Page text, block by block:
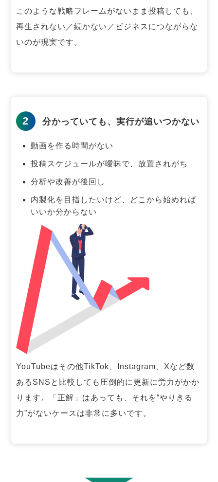
このような戦略フレームがないまま投稿しても、
再生されない／続かない／ビジネスにつながらな
いのが現実です。
2 分かっていても、実行が追いつかない
動画を作る時間がない
投稿スケジュールが曖昧で、放置されがち
分析や改善が後回し
内製化を目指したいけど、どこから始めれば
いいか分からない
YouTubeはその他TikTok、Instagram、Xなど数
あるSNSと比較しても圧倒的に更新に労力がかか
ります。「正解」はあっても、それを“やりきる
力”がないケースは非常に多いです。